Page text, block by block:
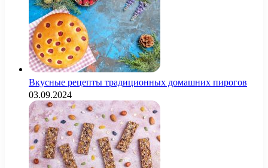
Вкусные рецепты традиционных домашних пирогов
03.09.2024